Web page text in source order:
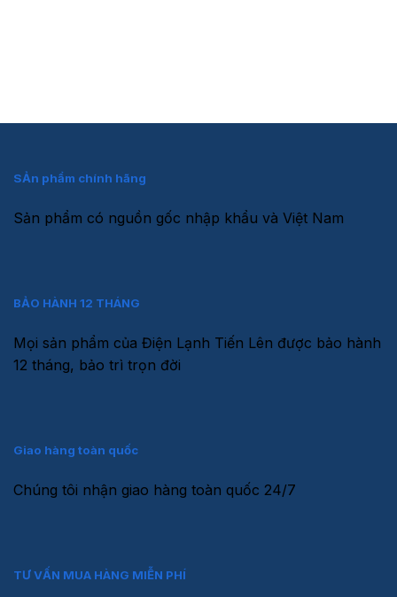
SẢn phẩm chính hãng
Sản phẩm có nguồn gốc nhập khẩu và Việt Nam
BẢO HÀNH 12 THÁNG
Mọi sản phẩm của Điện Lạnh Tiến Lên được bảo hành
12 tháng, bảo trì trọn đời
Giao hàng toàn quốc
Chúng tôi nhận giao hàng toàn quốc 24/7
TƯ VẤN MUA HÀNG MIỄN PHÍ